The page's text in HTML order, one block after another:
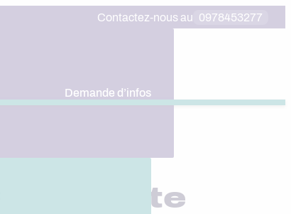
Contactez-nous au 0978453277
Demande d’infos
la vente